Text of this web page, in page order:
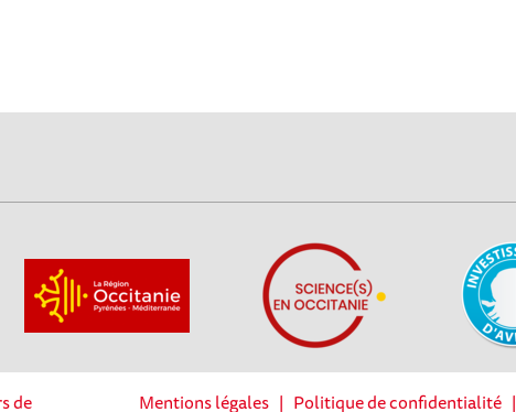
de Mentions légales| Politique de confidentialité|